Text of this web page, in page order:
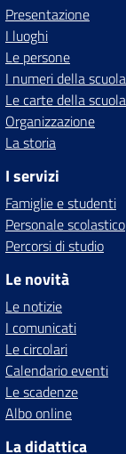
Presentazione
I luoghi
Le persone
I numeri della scuola
Le carte della scuola
Organizzazione
La storia
I servizi
Famiglie e studenti
Personale scolastico
Percorsi di studio
Le novità
Le notizie
I comunicati
Le circolari
Calendario eventi
Le scadenze
Albo online
La didattica